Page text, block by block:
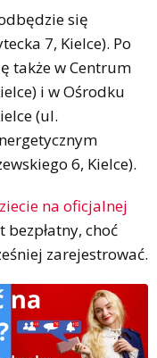
się
7, Kielce). Po
także w Centrum
i w Ośrodku
(ul.
6, Kielce).
na oficjalnej
bezpłatny, choć
zarejestrować.